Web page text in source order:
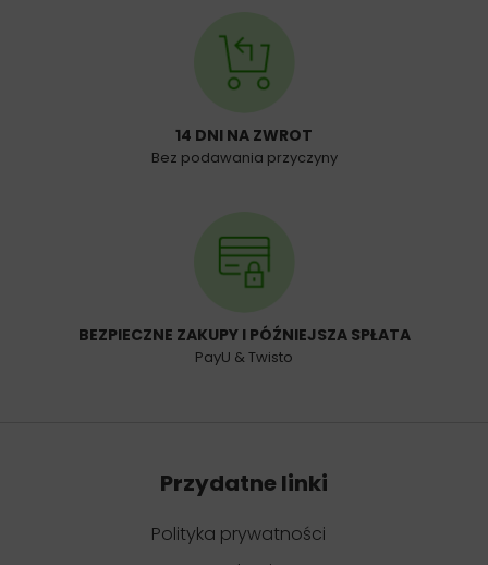
14 DNI NA ZWROT
Bez podawania przyczyny
BEZPIECZNE ZAKUPY I PÓŹNIEJSZA SPŁATA
PayU & Twisto
Przydatne linki
Polityka prywatności